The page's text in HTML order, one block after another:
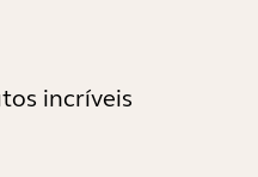
incríveis